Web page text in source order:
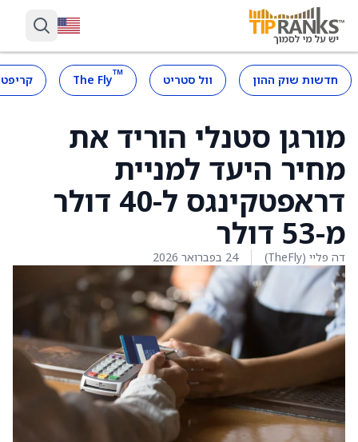
חדשות שוק ההון וול סטריט ™
The Fly
מורגן סטנלי הוריד את
מחיר היעד למניית
דראפטקינגס ל-40 דולר
מ-53 דולר
דה פליי (TheFly) 24 בפברואר 2026